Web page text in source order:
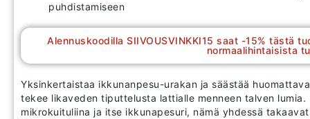
puhdistamiseen
Alennuskoodilla SIIVOUSVINKKI15 saat -15% tästä
normaalihintaisista
Yksinkertaistaa ikkunanpesu-urakan ja säästää
tekee likaveden tiputtelusta lattialle menneen talven
mikrokuituliina ja itse ikkunapesuri, nämä yhdessä